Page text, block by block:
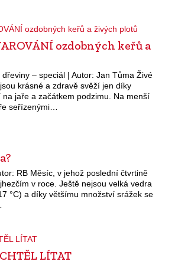
ozdobných keřů a
– speciál | Autor: Jan Tůma Živé
krásné a zdravě svěží jen díky
jaře a začátkem podzimu. Na menší
seřízenými…
RB Měsíc, v jehož poslední čtvrtině
v roce. Ještě nejsou velká vedra
°C) a díky většímu množství srážek se
LÍTAT